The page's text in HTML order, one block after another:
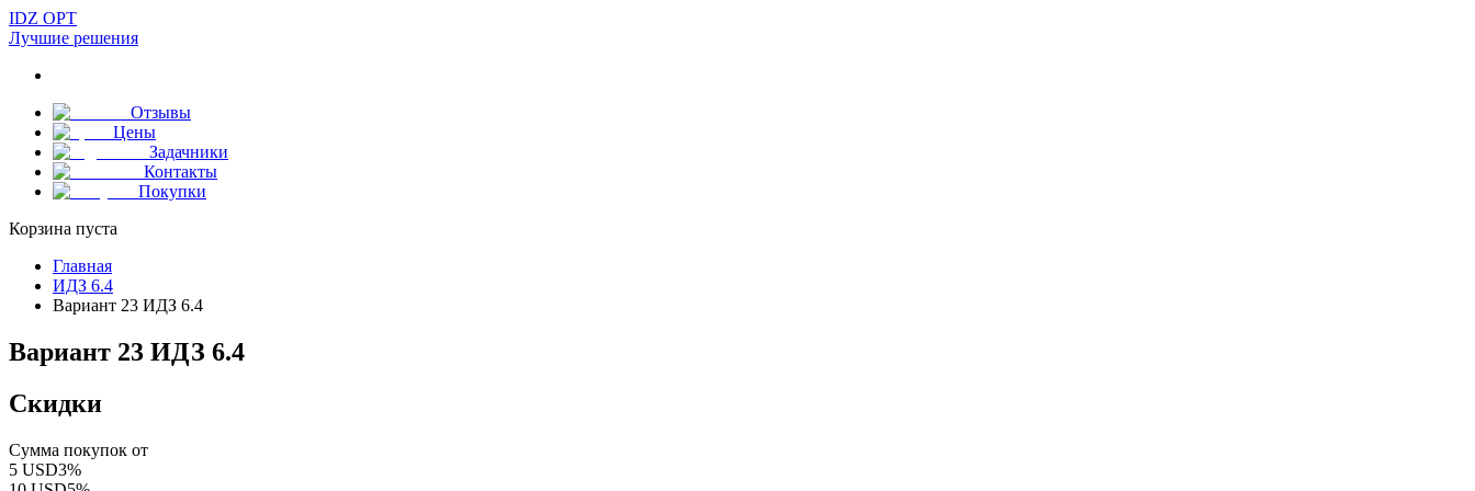
IDZ OPT
Лучшие решения
Отзывы
Цены
Задачники
Контакты
Покупки
Корзина пуста
Главная
ИДЗ 6.4
Вариант 23 ИДЗ 6.4
Вариант 23 ИДЗ 6.4
Скидки
Сумма покупок от
5 USD3%